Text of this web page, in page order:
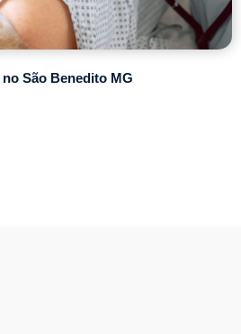
São Benedito MG